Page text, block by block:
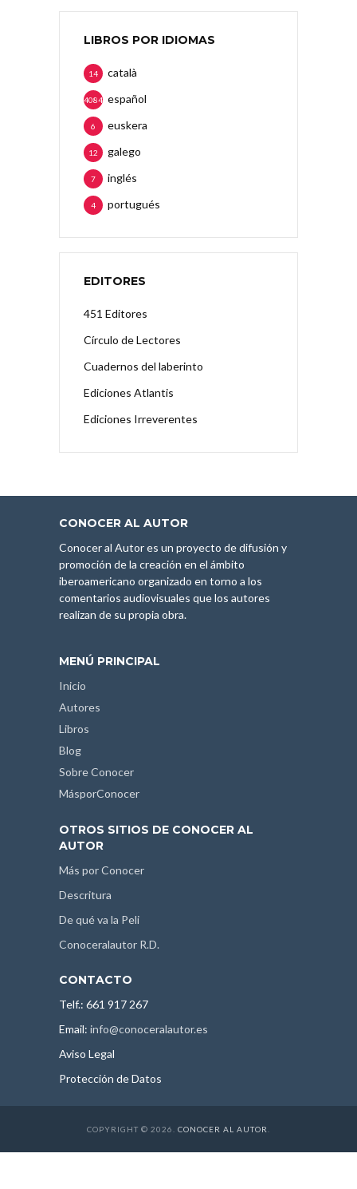
LIBROS POR IDIOMAS
català
14
español
4084
euskera
6
galego
12
inglés
7
portugués
4
EDITORES
451 Editores
Círculo de Lectores
Cuadernos del laberinto
Ediciones Atlantis
Ediciones Irreverentes
CONOCER AL AUTOR
Conocer al Autor es un proyecto de difusión y
promoción de la creación en el ámbito
iberoamericano organizado en torno a los
comentarios audiovisuales que los autores
realizan de su propia obra.
MENÚ PRINCIPAL
Inicio
Autores
Libros
Blog
Sobre Conocer
MásporConocer
OTROS SITIOS DE CONOCER AL
AUTOR
Más por Conocer
Descritura
De qué va la Peli
Conoceralautor R.D.
CONTACTO
Telf.: 661 917 267
Email: info@conoceralautor.es
Aviso Legal
Protección de Datos
COPYRIGHT © 2026. CONOCER AL AUTOR